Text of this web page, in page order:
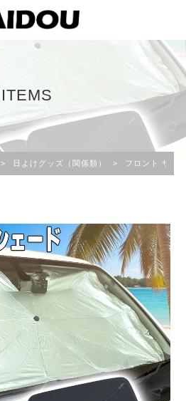
ITEMS
> 日よけグッズ（関係類） > フロント サン